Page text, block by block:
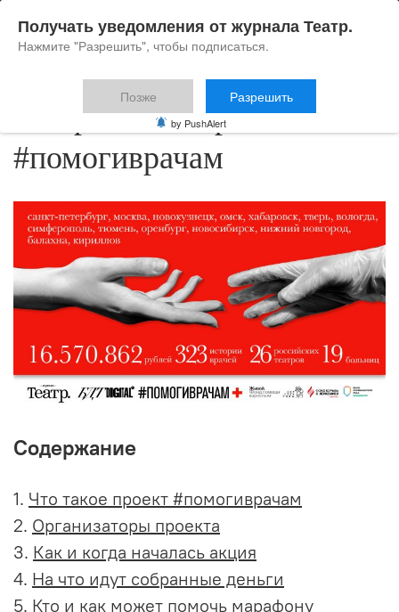
Театральный проект
#помогиврачам
Содержание
1. Что такое проект #помогиврачам
2. Организаторы проекта
3. Как и когда началась акция
4. На что идут собранные деньги
5. Кто и как может помочь марафону
Получать уведомления от журнала Театр.
Нажмите "Разрешить", чтобы подписаться.
Позже Разрешить
by PushAlert